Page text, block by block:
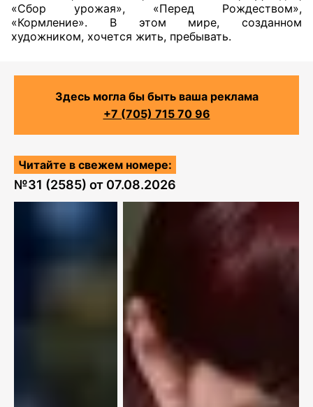
«Сбор урожая», «Перед Рождеством»,
«Кормление». В этом мире, созданном
художником, хочется жить, пребывать.
Здесь могла бы быть ваша реклама
+7 (705) 715 70 96
Читайте в свежем номере:
№31 (2585) от 07.08.2026